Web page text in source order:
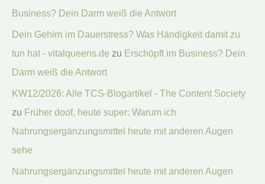
Business? Dein Darm weiß die Antwort
Dein Gehirn im Dauerstress? Was Händigkeit damit zu
tun hat - vitalqueens.de zu Erschöpft im Business? Dein
Darm weiß die Antwort
KW12/2026: Alle TCS-Blogartikel - The Content Society
zu Früher doof, heute super: Warum ich
Nahrungsergänzungsmittel heute mit anderen Augen
sehe
Nahrungsergänzungsmittel heute mit anderen Augen